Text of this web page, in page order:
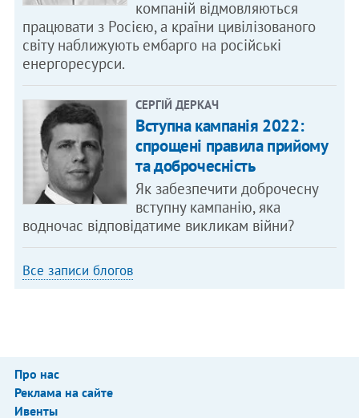
компаній відмовляються
працювати з Росією, а країни цивілізованого
світу наближують ембарго на російські
енергоресурси.
СЕРГІЙ ДЕРКАЧ
Вступна кампанія 2022:
спрощені правила прийому
та доброчесність
Як забезпечити доброчесну
вступну кампанію, яка
водночас відповідатиме викликам війни?
Все записи блогов
Про нас
Реклама на сайте
Ивенты